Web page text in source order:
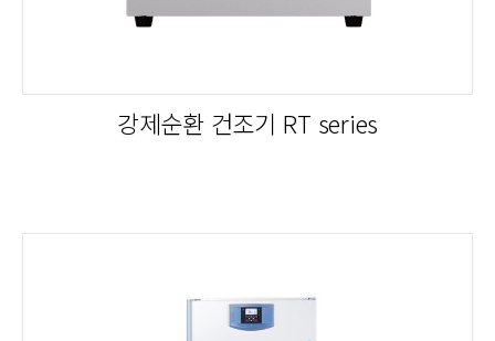
강제순환 건조기 RT series